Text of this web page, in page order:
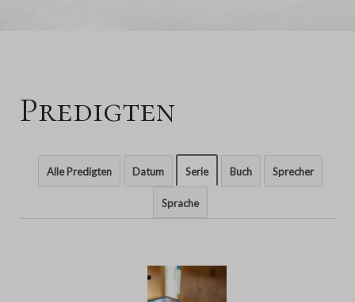
Predigten
Alle Predigten Datum Serie Buch Sprecher
Sprache